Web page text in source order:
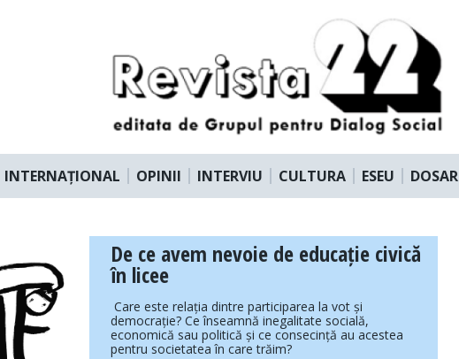
INTERNAȚIONAL OPINII INTERVIU CULTURA ESEU DOSAR
De ce avem nevoie de educație civică
în licee
Care este relația dintre participarea la vot și
democrație? Ce înseamnă inegalitate socială,
economică sau politică și ce consecință au acestea
pentru societatea în care trăim?